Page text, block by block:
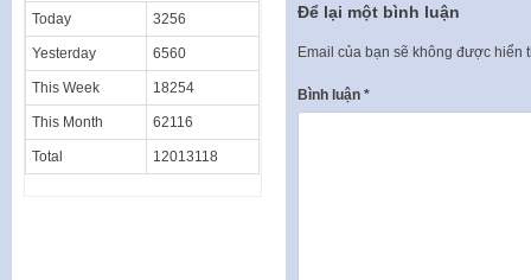
Để lại một bình luận
Email của bạn sẽ không được hiển
Bình luận *
Today 3256
Yesterday 6560
This Week 18254
This Month 62116
Total 12013118